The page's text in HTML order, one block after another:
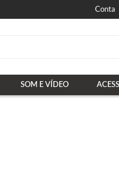
Conta
SOM E VÍDEO